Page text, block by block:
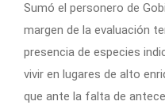
Sumó el personero de
margen de la evaluación
presencia de especies
vivir en lugares de alto
que ante la falta de